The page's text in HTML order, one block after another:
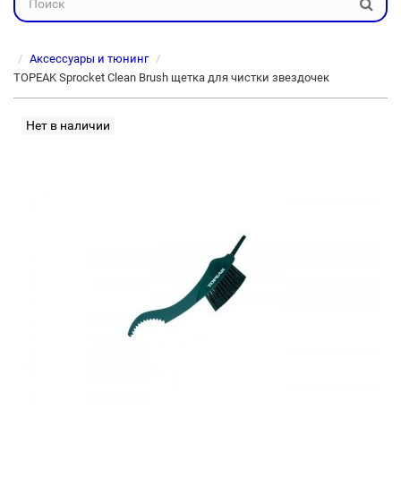
Аксессуары и тюнинг
TOPEAK Sprocket Clean Brush щетка для чистки звездочек
Нет в наличии